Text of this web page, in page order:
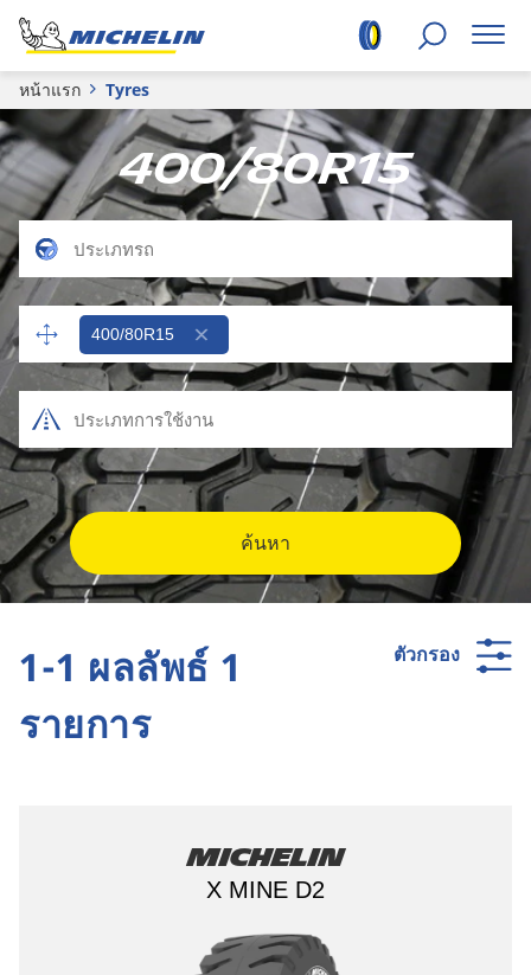
หน้าแรก Tyres
400/80R15
400/80R15
ค้นหา
ตัวกรอง
1-1 ผลลัพธ์ 1
รายการ
Michelin
X MINE D2